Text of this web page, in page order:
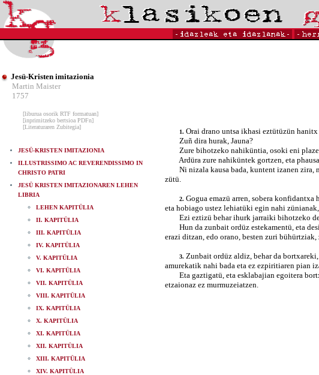
Jesü-Kristen imitazionia
Martin Maister
1757
[liburua osorik RTF formatuan]
[inprimitzeko bertsioa PDFn]
[Literaturaren Zubitegia]
JESÜ-KRISTEN IMITAZIONIA
ILLUSTRISSIMO AC REVERENDISSIMO IN
CHRISTO PATRI
JESÜ KRISTEN IMITAZIONAREN LEHEN
LIBRIA
LEHEN KAPITÜLIA
II. KAPITÜLIA
III. KAPITÜLIA
IV. KAPITÜLIA
V. KAPITÜLIA
VI. KAPITÜLIA
VII. KAPITÜLIA
VIII. KAPITÜLIA
IX. KAPITÜLIA
X. KAPITÜLIA
XI. KAPITÜLIA
XII. KAPITÜLIA
XIII. KAPITÜLIA
XIV. KAPITÜLIA
1. Orai drano untsa ikhasi eztütüzün
Zuñ dira hurak, Jauna?
Zure bihotzeko nahiküntia, osoki eni
Ardüra zure nahiküntek gortzen, eta
Ni nizala kausa bada, kuntent izanen zira,
zütü.
2. Gogua emazü arren, sobera
eta hobiago ustez lehiatüki egin nahi
Ezi eztizü behar ihurk jarraiki bihotzeko
Hun da zunbait ordüz estekamentü, eta
erazi ditzan, edo orano, besten zuri bühürtziak,
3. Zunbait ordüz aldiz, behar da
amurekatik nahi bada eta ez ezpiritiaren pian
Eta gaztigatü, eta esklabajian egoitera
etzaionaz ez murmuzeiatzen.